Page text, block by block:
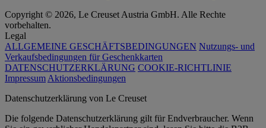
Copyright © 2026, Le Creuset Austria GmbH. Alle Rechte
vorbehalten.
Legal
ALLGEMEINE GESCHÄFTSBEDINGUNGEN Nutzungs- und
Verkaufsbedingungen für Geschenkkarten
DATENSCHUTZERKLÄRUNG COOKIE-RICHTLINIE
Impressum Aktionsbedingungen
Datenschutz­erklärung von Le Creuset
Die folgende Datenschutzerklärung gilt für Endverbraucher. Wenn